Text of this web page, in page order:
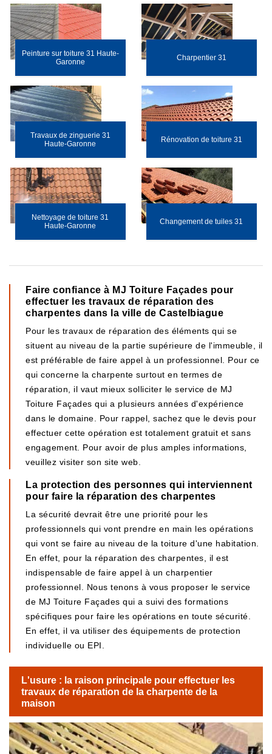
Peinture sur toiture 31 Haute-
Garonne
Charpentier 31
Travaux de zinguerie 31
Haute-Garonne
Rénovation de toiture 31
Nettoyage de toiture 31
Haute-Garonne
Changement de tuiles 31
Faire confiance à MJ Toiture Façades pour
effectuer les travaux de réparation des
charpentes dans la ville de Castelbiague
Pour les travaux de réparation des éléments qui se
situent au niveau de la partie supérieure de l'immeuble, il
est préférable de faire appel à un professionnel. Pour ce
qui concerne la charpente surtout en termes de
réparation, il vaut mieux solliciter le service de MJ
Toiture Façades qui a plusieurs années d'expérience
dans le domaine. Pour rappel, sachez que le devis pour
effectuer cette opération est totalement gratuit et sans
engagement. Pour avoir de plus amples informations,
veuillez visiter son site web.
La protection des personnes qui interviennent
pour faire la réparation des charpentes
La sécurité devrait être une priorité pour les
professionnels qui vont prendre en main les opérations
qui vont se faire au niveau de la toiture d'une habitation.
En effet, pour la réparation des charpentes, il est
indispensable de faire appel à un charpentier
professionnel. Nous tenons à vous proposer le service
de MJ Toiture Façades qui a suivi des formations
spécifiques pour faire les opérations en toute sécurité.
En effet, il va utiliser des équipements de protection
individuelle ou EPI.
L'usure : la raison principale pour effectuer les
travaux de réparation de la charpente de la
maison